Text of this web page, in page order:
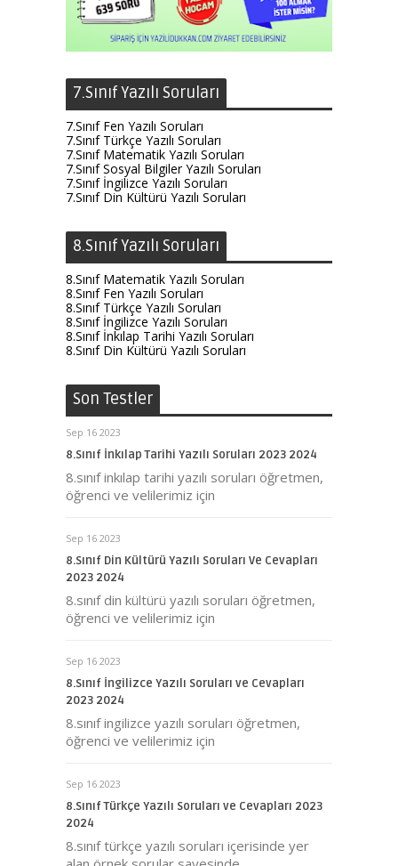
7.Sınıf Yazılı Soruları
7.Sınıf Fen Yazılı Soruları
7.Sınıf Türkçe Yazılı Soruları
7.Sınıf Matematik Yazılı Soruları
7.Sınıf Sosyal Bilgiler Yazılı Soruları
7.Sınıf İngilizce Yazılı Soruları
7.Sınıf Din Kültürü Yazılı Soruları
8.Sınıf Yazılı Soruları
8.Sınıf Matematik Yazılı Soruları
8.Sınıf Fen Yazılı Soruları
8.Sınıf Türkçe Yazılı Soruları
8.Sınıf İngilizce Yazılı Soruları
8.Sınıf İnkılap Tarihi Yazılı Soruları
8.Sınıf Din Kültürü Yazılı Soruları
Son Testler
Sep 16 2023
8.Sınıf İnkılap Tarihi Yazılı Soruları 2023 2024
8.sınıf inkılap tarihi yazılı soruları öğretmen,
öğrenci ve velilerimiz için
Sep 16 2023
8.Sınıf Din Kültürü Yazılı Soruları Ve Cevapları
2023 2024
8.sınıf din kültürü yazılı soruları öğretmen,
öğrenci ve velilerimiz için
Sep 16 2023
8.Sınıf İngilizce Yazılı Soruları ve Cevapları
2023 2024
8.sınıf ingilizce yazılı soruları öğretmen,
öğrenci ve velilerimiz için
Sep 16 2023
8.Sınıf Türkçe Yazılı Soruları ve Cevapları 2023
2024
8.sınıf türkçe yazılı soruları içerisinde yer